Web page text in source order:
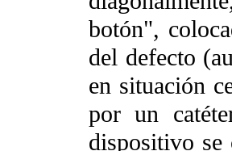
botón",
del defecto
en situación
por un
dispositivo se